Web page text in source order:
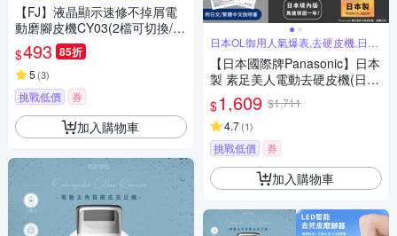
【FJ】液晶顯示速修不掉屑電
動磨腳皮機CY03(2檔可切換/U
SB充電)(加碼贈10件配件組)
$493 85折
5 (3)
挑戰低價 券
加入購物車
日本OL御用人氣爆表,去硬皮機,日本
製
【日本國際牌Panasonic】日本
製 素足美人電動去硬皮機(日本
境內版) ES2502PP-G
$1,609 $1,711
4.7(1)
挑戰低價 券
加入購物車